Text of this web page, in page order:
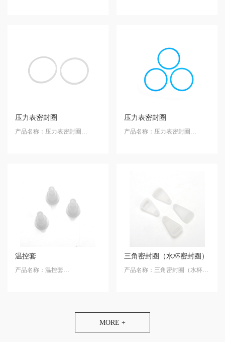
压力表密封圈
产品名称：压力表密封圈
压力表密封圈
产品名称：压力表密封圈
温控套
产品名称：温控套
三角密封圈（水杯密封圈）
产品名称：三角密封圈（水杯密
MORE +